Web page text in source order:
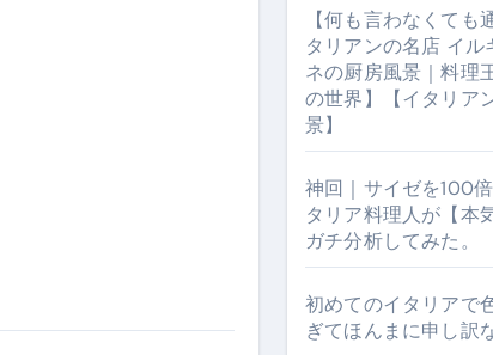
景｜料理王国 | 【厨房の世界】【イタリアン】【営業
【何も言わなくても
タリアンの名店 イル
ネの厨房風景｜料理
の世界】【イタリア
景】
神回｜サイゼを100
タリア料理人が【本
ガチ分析してみた。
初めてのイタリアで
ぎてほんまに申し訳